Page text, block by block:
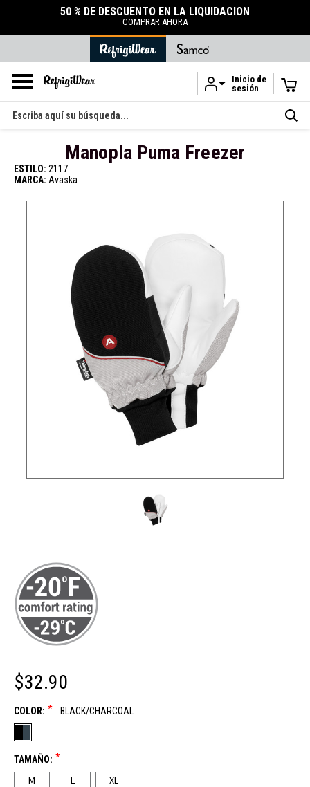
Ir al contenido principal
50 % DE DESCUENTO EN LA LIQUIDACIÓN
COMPRAR AHORA
Inicio de
sesión
Buscar
en
Manopla Puma Freezer
ESTILO: 2117
MARCA: Avaska
$32.90
COLOR: * BLACK/CHARCOAL
TAMAÑO: *
M L XL